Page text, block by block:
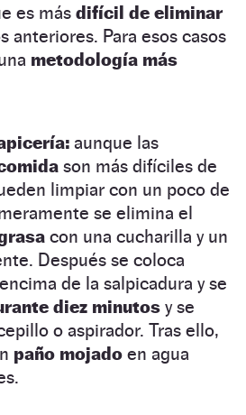
es más difícil de eliminar
anteriores. Para esos casos
metodología más
aunque las
son más difíciles de
limpiar con un poco de
se elimina el
con una cucharilla y un
Después se coloca
encima de la salpicadura y se
diez minutos y se
o aspirador. Tras ello,
paño mojado en agua